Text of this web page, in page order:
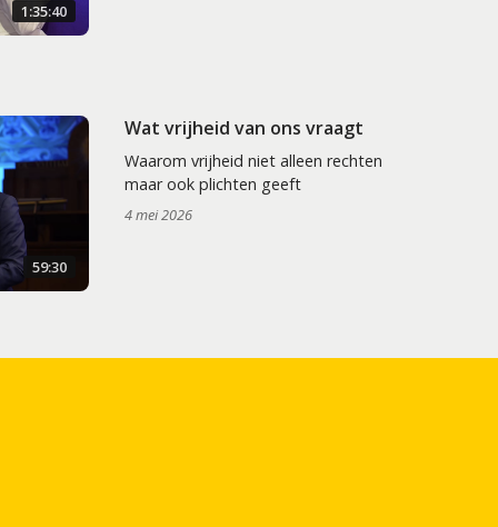
1:35:40
59:30
Wat vrijheid van ons vraagt
Waarom vrijheid niet alleen rechten
maar ook plichten geeft
4 mei 2026